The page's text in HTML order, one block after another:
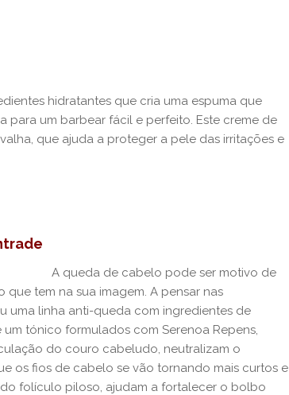
hidratantes que cria uma espuma que
para um barbear fácil e perfeito. Este creme de
que ajuda a proteger a pele das irritações e
A queda de cabelo pode ser motivo de
tem na sua imagem. A pensar nas
uma linha anti-queda com ingredientes de
tónico formulados com Serenoa Repens,
do couro cabeludo, neutralizam o
os fios de cabelo se vão tornando mais curtos e
folículo piloso, ajudam a fortalecer o bolbo